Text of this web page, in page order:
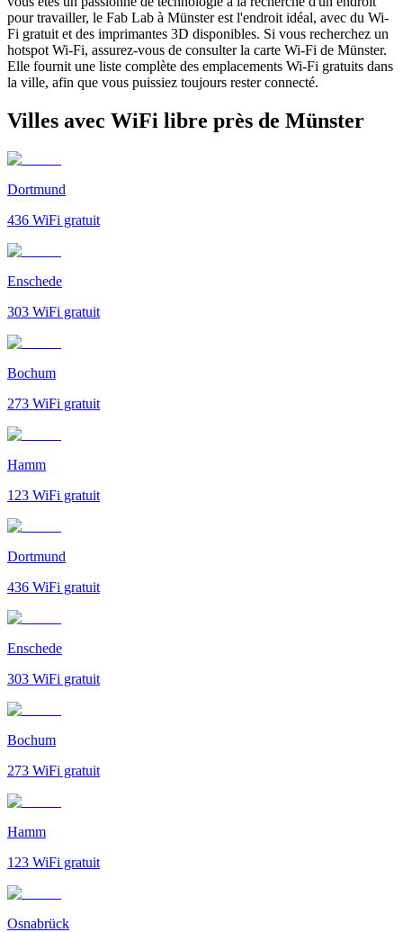
pour travailler, le Fab Lab à Münster est l'endroit idéal, avec du Wi-
Fi gratuit et des imprimantes 3D disponibles. Si vous recherchez un
hotspot Wi-Fi, assurez-vous de consulter la carte Wi-Fi de Münster.
Elle fournit une liste complète des emplacements Wi-Fi gratuits dans
la ville, afin que vous puissiez toujours rester connecté.
Villes avec WiFi libre près de Münster
Dortmund
436 WiFi gratuit
Enschede
303 WiFi gratuit
Bochum
273 WiFi gratuit
Hamm
123 WiFi gratuit
Dortmund
436 WiFi gratuit
Enschede
303 WiFi gratuit
Bochum
273 WiFi gratuit
Hamm
123 WiFi gratuit
Osnabrück